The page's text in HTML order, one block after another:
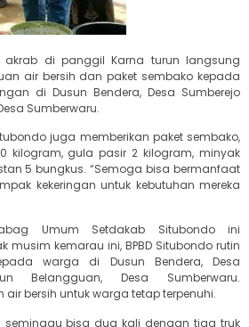
akrab di panggil Karna turun langsung
air bersih dan paket sembako kepada
di Dusun Bendera, Desa Sumberejo
Sumberwaru.
juga memberikan paket sembako,
kilogram, gula pasir 2 kilogram, minyak
5 bungkus. “Semoga bisa bermanfaat
kekeringan untuk kebutuhan mereka
Umum Setdakab Situbondo ini
musim kemarau ini, BPBD Situbondo rutin
warga di Dusun Bendera, Desa
Belangguan, Desa Sumberwaru.
bersih untuk warga tetap terpenuhi.
seminggu bisa dua kali dengan tiga truk